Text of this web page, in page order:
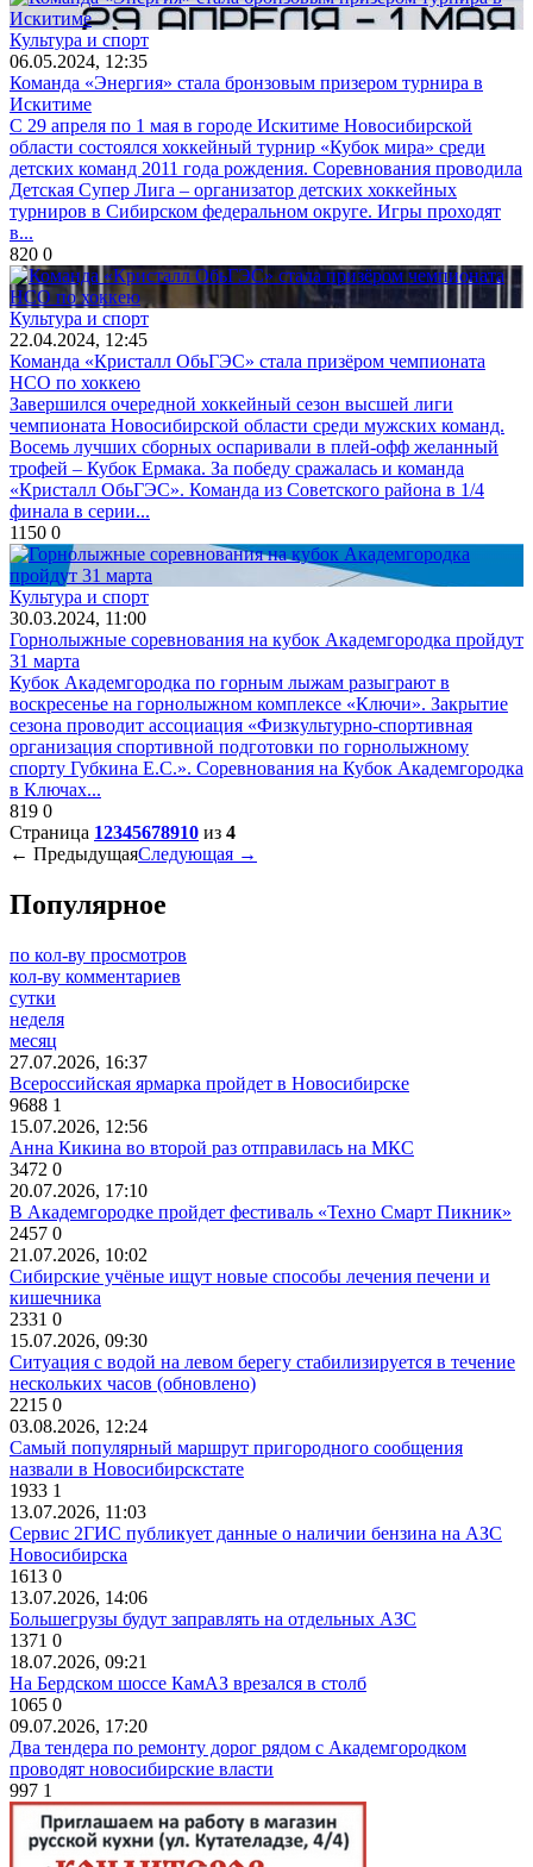
Культура и спорт
06.05.2024, 12:35
Команда «Энергия» стала бронзовым призером турнира в
Искитиме
С 29 апреля по 1 мая в городе Искитиме Новосибирской
области состоялся хоккейный турнир «Кубок мира» среди
детских команд 2011 года рождения. Соревнования проводила
Детская Супер Лига – организатор детских хоккейных
турниров в Сибирском федеральном округе. Игры проходят
в...
820 0
Культура и спорт
22.04.2024, 12:45
Команда «Кристалл ОбьГЭС» стала призёром чемпионата
НСО по хоккею
Завершился очередной хоккейный сезон высшей лиги
чемпионата Новосибирской области среди мужских команд.
Восемь лучших сборных оспаривали в плей-офф желанный
трофей – Кубок Ермака. За победу сражалась и команда
«Кристалл ОбьГЭС». Команда из Советского района в 1/4
финала в серии...
1150 0
Культура и спорт
30.03.2024, 11:00
Горнолыжные соревнования на кубок Академгородка пройдут
31 марта
Кубок Академгородка по горным лыжам разыграют в
воскресенье на горнолыжном комплексе «Ключи». Закрытие
сезона проводит ассоциация «Физкультурно-спортивная
организация спортивной подготовки по горнолыжному
спорту Губкина Е.С.». Соревнования на Кубок Академгородка
в Ключах...
819 0
Страница 12345678910 из 4
← ПредыдущаяСледующая →
Популярное
по кол-ву просмотров
кол-ву комментариев
сутки
неделя
месяц
27.07.2026, 16:37
Всероссийская ярмарка пройдет в Новосибирске
9688 1
15.07.2026, 12:56
Анна Кикина во второй раз отправилась на МКС
3472 0
20.07.2026, 17:10
В Академгородке пройдет фестиваль «Техно Смарт Пикник»
2457 0
21.07.2026, 10:02
Сибирские учёные ищут новые способы лечения печени и
кишечника
2331 0
15.07.2026, 09:30
Ситуация с водой на левом берегу стабилизируется в течение
нескольких часов (обновлено)
2215 0
03.08.2026, 12:24
Самый популярный маршрут пригородного сообщения
назвали в Новосибирскстате
1933 1
13.07.2026, 11:03
Сервис 2ГИС публикует данные о наличии бензина на АЗС
Новосибирска
1613 0
13.07.2026, 14:06
Большегрузы будут заправлять на отдельных АЗС
1371 0
18.07.2026, 09:21
На Бердском шоссе КамАЗ врезался в столб
1065 0
09.07.2026, 17:20
Два тендера по ремонту дорог рядом с Академгородком
проводят новосибирские власти
997 1